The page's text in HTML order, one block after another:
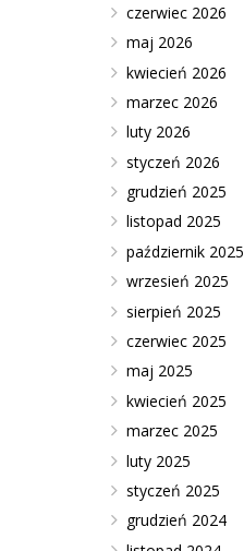
czerwiec 2026
maj 2026
kwiecień 2026
marzec 2026
luty 2026
styczeń 2026
grudzień 2025
listopad 2025
październik 2025
wrzesień 2025
sierpień 2025
czerwiec 2025
maj 2025
kwiecień 2025
marzec 2025
luty 2025
styczeń 2025
grudzień 2024